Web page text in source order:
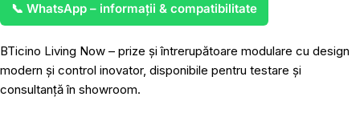
📞 WhatsApp – informații & compatibilitate
BTicino Living Now – prize și întrerupătoare modulare cu design
modern și control inovator, disponibile pentru testare și
consultanță în showroom.